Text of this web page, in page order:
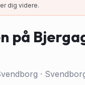
dig videre.
på
·